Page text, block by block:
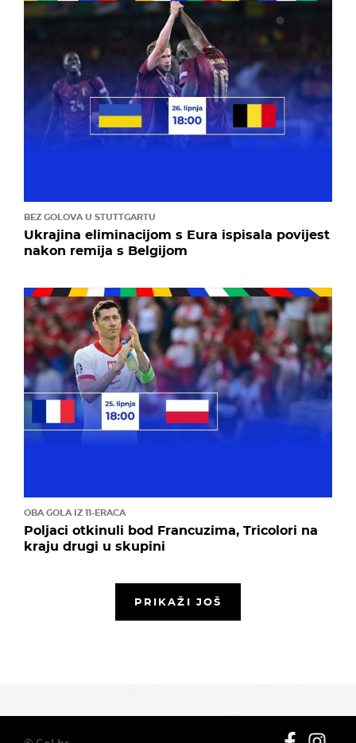
BEZ GOLOVA U STUTTGARTU
Ukrajina eliminacijom s Eura ispisala povijest
nakon remija s Belgijom
OBA GOLA IZ 11-ERACA
Poljaci otkinuli bod Francuzima, Tricolori na
kraju drugi u skupini
PRIKAŽI JOŠ